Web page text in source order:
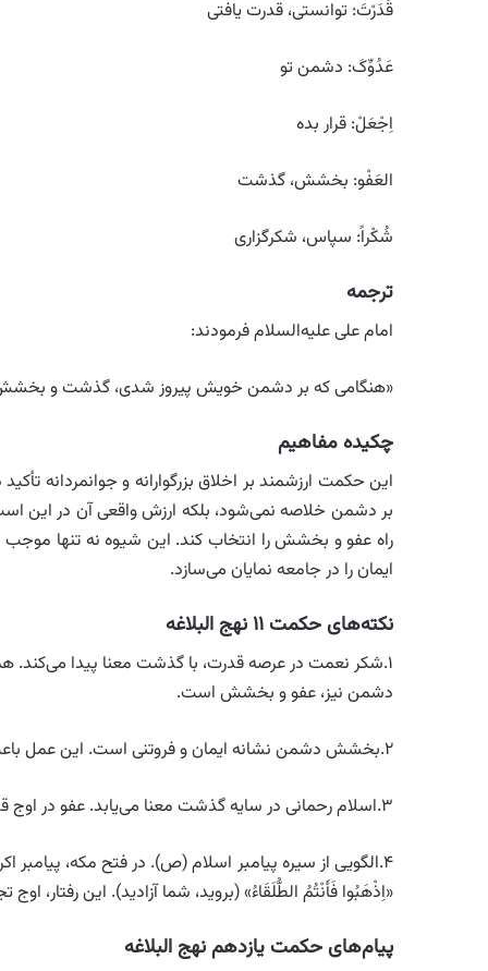
قَدَرْتَ: توانستی، قدرت یافتی
عَدُوِّکَ: دشمن تو
اِجْعَلْ: قرار بده
العَفْو: بخشش، گذشت
شُکْراً: سپاس، شکرگزاری
ترجمه
امام علی علیه‌السلام فرمودند:
«هنگامی که بر دشمن خویش پیروز شدی، گذشت و بخشش او
چکیده مفاهیم
این حکمت ارزشمند بر اخلاق بزرگوارانه و جوانمردانه
بر دشمن خلاصه نمی‌شود، بلکه ارزش واقعی آن در این
راه عفو و بخشش را انتخاب کند. این شیوه نه تنها
ایمان را در جامعه نمایان می‌سازد.
نکته‌های حکمت ۱۱ نهج البلاغه
۱.شکر نعمت در عرصه قدرت، با گذشت معنا پیدا می‌کند.
دشمن نیز، عفو و بخشش است.
۲.بخشش دشمن نشانه ایمان و فروتنی است. این عمل باعث تقویت روحیه فروتنی و اخلاق الهی در وجود مؤمن می‌شود.
۳.اسلام رحمانی در سایه گذشت معنا می‌یابد. عفو در اوج قدرت، تصویری حقیقی از دین رحمت و شفقت را به جهان نشان می‌دهد.
۴.الگویی از سیره پیامبر اسلام (ص). در فتح مکه،
«اِذْهَبُوا فَأَنْتُمُ الطُّلَقَاءُ» (بروید، شما آزادید). این
پیام‌های حکمت یازدهم نهج البلاغه